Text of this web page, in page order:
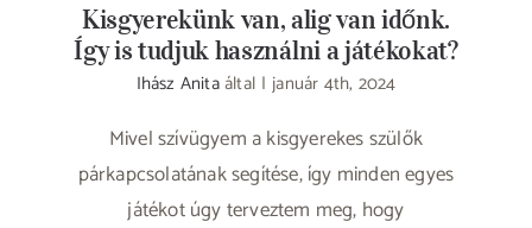
Kisgyerekünk van, alig van időnk.
Így is tudjuk használni a játékokat?
Ihász Anitaáltal | január 4th, 2024
Mivel szívügyem a kisgyerekes szülők
párkapcsolatának segítése, így minden egyes
játékot úgy terveztem meg, hogy